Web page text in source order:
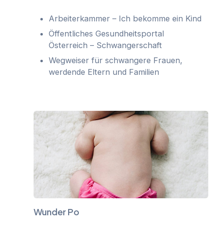
Arbeiterkammer – Ich bekomme ein Kind
Öffentliches Gesundheitsportal
Österreich – Schwangerschaft
Wegweiser für schwangere Frauen,
werdende Eltern und Familien
Wunder Po